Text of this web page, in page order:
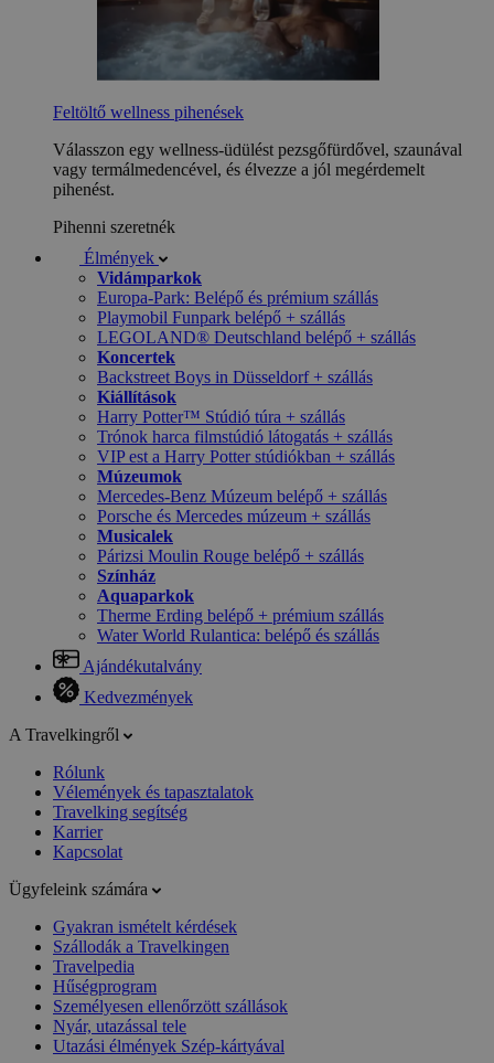
Feltöltő wellness pihenések
Válasszon egy wellness-üdülést pezsgőfürdővel, szaunával
vagy termálmedencével, és élvezze a jól megérdemelt
pihenést.
Pihenni szeretnék
Élmények
Vidámparkok
Europa-Park: Belépő és prémium szállás
Playmobil Funpark belépő + szállás
LEGOLAND® Deutschland belépő + szállás
Koncertek
Backstreet Boys in Düsseldorf + szállás
Kiállítások
Harry Potter™ Stúdió túra + szállás
Trónok harca filmstúdió látogatás + szállás
VIP est a Harry Potter stúdiókban + szállás
Múzeumok
Mercedes-Benz Múzeum belépő + szállás
Porsche és Mercedes múzeum + szállás
Musicalek
Párizsi Moulin Rouge belépő + szállás
Színház
Aquaparkok
Therme Erding belépő + prémium szállás
Water World Rulantica: belépő és szállás
Ajándékutalvány
Kedvezmények
A Travelkingről
Rólunk
Vélemények és tapasztalatok
Travelking segítség
Karrier
Kapcsolat
Ügyfeleink számára
Gyakran ismételt kérdések
Szállodák a Travelkingen
Travelpedia
Hűségprogram
Személyesen ellenőrzött szállások
Nyár, utazással tele
Utazási élmények Szép-kártyával